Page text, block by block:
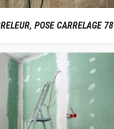
POSE CARRELAGE 78